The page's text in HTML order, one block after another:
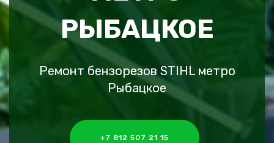
РЫБАЦКОЕ
Ремонт бензорезов STIHL метро
Рыбацкое
+7 812 507 21 15